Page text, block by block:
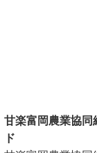
甘楽富岡農業協同
ド